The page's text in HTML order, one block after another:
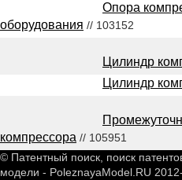
Опора
оборудования // 103152
Цилиндр
Цилиндр
компрессора // 105951
© Патентный поиск, поиск
модели - PoleznayaModel.RU